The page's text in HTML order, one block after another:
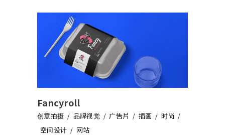
Fancyroll
创意拍摄 品牌视觉 广告片 插画
时尚
空间设计
网站